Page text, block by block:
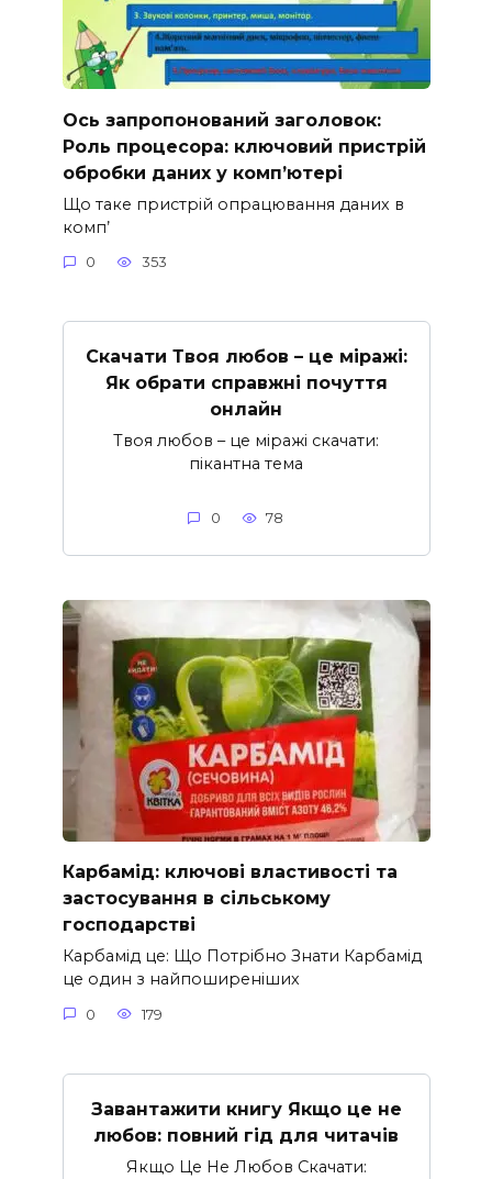
Ось запропонований заголовок:
Роль процесора: ключовий пристрій
обробки даних у комп’ютері
Що таке пристрій опрацювання даних в
комп’
0 353
Скачати Твоя любов – це міражі:
Як обрати справжні почуття
онлайн
Твоя любов – це міражі скачати:
пікантна тема
0 78
Карбамід: ключові властивості та
застосування в сільському
господарстві
Карбамід це: Що Потрібно Знати Карбамід
це один з найпоширеніших
0 179
Завантажити книгу Якщо це не
любов: повний гід для читачів
Якщо Це Не Любов Скачати: